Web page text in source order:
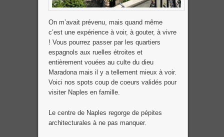
On m’avait prévenu, mais quand même
c’est une expérience à voir, à gouter, à vivre
! Vous pourrez passer par les quartiers
espagnols aux ruelles étroites et
entièrement vouées au culte du dieu
Maradona mais il y a tellement mieux à voir.
Voici nos spots coup de coeurs validés pour
visiter Naples en famille.
Le centre de Naples regorge de pépites
architecturales à ne pas manquer.